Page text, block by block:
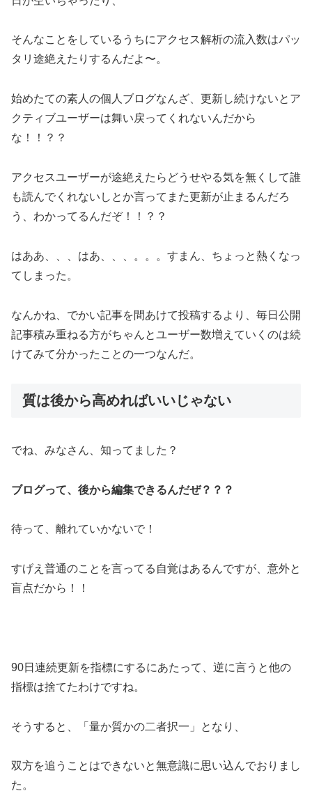
そんなことをしているうちにアクセス解析の流入数はパッ
タリ途絶えたりするんだよ〜。
始めたての素人の個人ブログなんざ、更新し続けないとア
クティブユーザーは舞い戻ってくれないんだから
な！！？？
アクセスユーザーが途絶えたらどうせやる気を無くして誰
も読んでくれないしとか言ってまた更新が止まるんだろ
う、わかってるんだぞ！！？？
はああ、、、はあ、、、。。。すまん、ちょっと熱くなっ
てしまった。
なんかね、でかい記事を間あけて投稿するより、毎日公開
記事積み重ねる方がちゃんとユーザー数増えていくのは続
けてみて分かったことの一つなんだ。
質は後から高めればいいじゃない
でね、みなさん、知ってました？
ブログって、後から編集できるんだぜ？？？
待って、離れていかないで！
すげえ普通のことを言ってる自覚はあるんですが、意外と
盲点だから！！
90日連続更新を指標にするにあたって、逆に言うと他の
指標は捨てたわけですね。
そうすると、「量か質かの二者択一」となり、
双方を追うことはできないと無意識に思い込んでおりまし
た。